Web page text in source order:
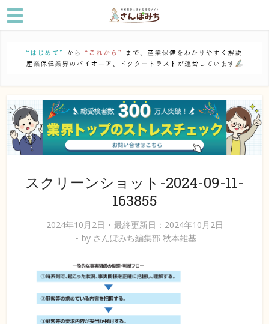
スクリーンショット-2024-09-11-
163855
2024年10月2日
最終更新日：2024年10月2日
by さんぽみち編集部 秋本雄基